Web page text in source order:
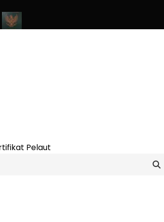
Pelaut